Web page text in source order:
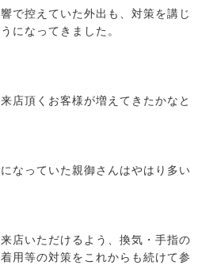
で控えていた外出も、対策を講じ
になってきました。
店頂くお客様が増えてきたかなと
なっていた親御さんはやはり多い
店いただけるよう、換気・手指の
用等の対策をこれからも続けて参